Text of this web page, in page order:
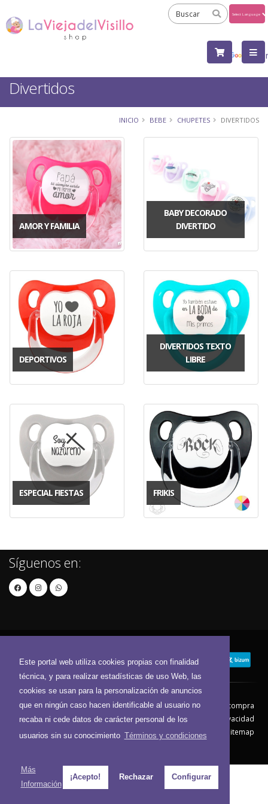
Este portal web utiliza cookies propias con finalidad
técnica, y para realizar estadísticas de uso Web, las
cookies se usan para la personalización de anuncios
que en ningún caso hacen identificable al usuario no
recaba ni cede datos de carácter personal de los
usuarios sin su conocimiento Términos y condiciones
Más
Información
¡Acepto! Rechazar Configurar
by
Divertidos
INICIO BEBE CHUPETES DIVERTIDOS
AMOR Y FAMILIA
BABY DECORADO
DIVERTIDO
DEPORTIVOS
DIVERTIDOS TEXTO
LIBRE
ESPECIAL FIESTAS FRIKIS
Síguenos en:
Contacto Aviso Legal
Condiciones de compra
Política de envíos
Política de devolución
Política de Privacidad
Política de Cookies
Sitemap